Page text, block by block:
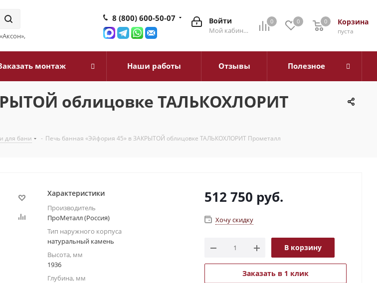
0 0 Корзина
0
пуста
0
Войти
Мой кабинет
8 (800) 600-50-07
монтаж Наши работы Отзывы Полезное
облицовке ТАЛЬКОХЛОРИТ
для бани - Печь банная «Эйфория 45» в ЗАКРЫТОЙ облицовке ТАЛЬКОХЛОРИТ Прометалл
Характеристики
Производитель
ПроМеталл (Россия)
Тип наружного корпуса
натуральный камень
Высота, мм
1936
Глубина, мм
512 750 руб.
Хочу скидку
В корзину
Заказать в 1 клик